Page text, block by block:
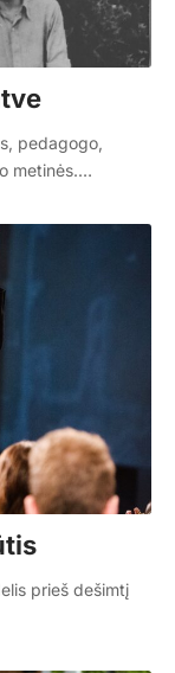
pedagogo,
metinės.…
prieš dešimtį